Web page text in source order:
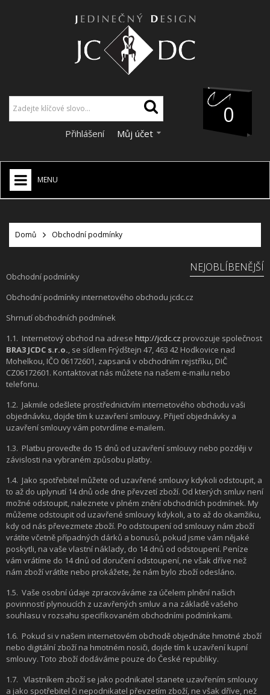
0
Přihlášení Můj účet
MENU
VÁNOCE
SHOWROOM
O NÁS
KONTAKT
Domů Obchodní podmínky
NEJOBLÍBENĚJŠÍ
Obchodní podmínky
Obchodní podmínky internetového obchodu jcdc.cz
Shrnutí obchodních podmínek
1.1. Internetový obchod na adrese http://jcdc.cz provozuje společnost
BRA3 JCDC s.r.o., se sídlem Frýdštejn 47, 463 42 Hodkovice nad
Mohelkou, IČO 06172601, zapsaná v obchodním rejstříku, DIČ
CZ06172601. Kontaktovat nás můžete na našem e-mailu nebo
telefonu.
1.2. Jakmile odešlete prostřednictvím internetového obchodu vaši
objednávku, dojde tím k uzavření smlouvy. Přijetí objednávky a
uzavření smlouvy vám potvrdíme e-mailem.
1.3. Platbu proveďte do 15 dnů od uzavření smlouvy nebo později v
závislosti na vybraném způsobu platby.
1.4. Jako spotřebitel můžete od uzavřené smlouvy kdykoli odstoupit, a
to až do uplynutí 14 dnů ode dne převzetí zboží. Od kterých smluv není
možné odstoupit, naleznete v plném znění obchodních podmínek. My
můžeme odstoupit od uzavřené smlouvy kdykoli, a to až do okamžiku,
kdy od nás převezmete zboží. Po odstoupení od smlouvy nám zboží
vrátíte včetně případných dárků a bonusů, pokud jsme vám nějaké
poskytli, na vaše vlastní náklady, do 14 dnů od odstoupení. Peníze
vám vrátíme do 14 dnů od doručení odstoupení, ne však dříve než
nám zboží vrátíte nebo prokážete, že nám bylo zboží odesláno.
1.5. Vaše osobní údaje zpracováváme za účelem plnění našich
povinností plynoucích z uzavřených smluv a na základě vašeho
souhlasu v rozsahu specifikovaném obchodními podmínkami.
1.6. Pokud si v našem internetovém obchodě objednáte hmotné zboží
nebo digitální zboží na hmotném nosiči, dojde tím k uzavření kupní
smlouvy. Toto zboží dodáváme pouze do České republiky.
1.7. Vlastníkem zboží se jako podnikatel stanete uzavřením smlouvy
a jako spotřebitel či nepodnikatel převzetím zboží, ne však dříve, než